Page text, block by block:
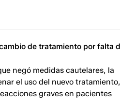
de tratamiento por falta
negó medidas cautelares, la
el uso del nuevo
graves en pacientes